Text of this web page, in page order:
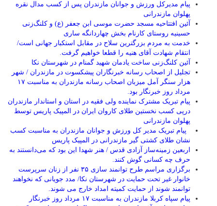
پیام مدیرکل ورزش و جوانان مازندران پس از کسب مدال نقره
پهلوان مازندرانی
آئین افتتاحیه مسجد حضرت موسی ابن جعفر (ع) و کلنگ‌زنی
حسینیه روستای کارنام بخش چهاردانگه ساری
خدمت به مردم بزرگترین سلاح در مقابل استکبار جهانی است/
انتقام شهادت آقای هنیه را قطعا خواهیم گرفت.
آئین کلنگ‌زنی ساخت یادمان شهید گمنام در شهرستان نکا
تجلیل از اصحاب رسانه خبرنگاران پیشکسوت در مازندران / شهر
هزار سنگر آمل میزبان اصحاب رسانه مازندران به مناسبت ۱۷
مرداد روز خبرنگار بود.
پیام تبریک مشترک نماینده ولی فقیه در استان و استاندار مازندران
درپی کسب نخستین طلای کاروان ایران در المپیک پاریس توسط
پهلوان مازندرانی
‍ ‍ پیام تبریک مدیر کل ورزش و جوانان مازندران به مناسبت کسب
نشان طلای کشتی گیر مازندرانی در المپیک پاریس
اربعین زمینه‌ساز آزادی قدس / هنر شهدا این بود که می‌دانستند به
حرف چه کسانی گوش کنند.
برگزاری مراسم طرح توانمند سازی ۳۵ نفر از زنان سرپرست
خانوار غیر تحت حمایت در شهرستان نکا/ مدد جویانی که نخواهند
توانمند شوند از حمایت کمیته امداد خارج می شوند.
پیام سپاه کربلا مازندران به مناسبت ۱۷ مرداد روز خبرنگار